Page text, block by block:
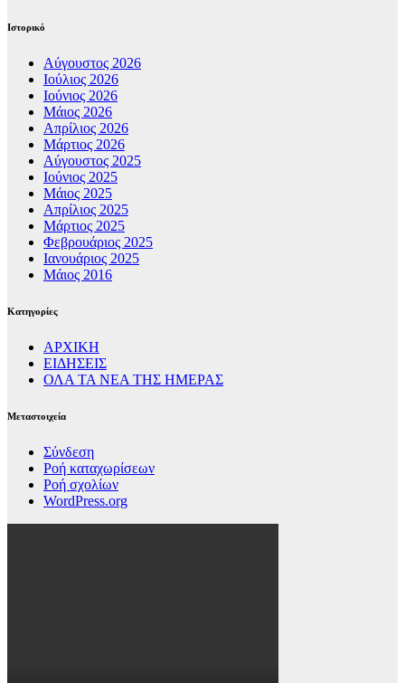
Ιστορικό
Αύγουστος 2026
Ιούλιος 2026
Ιούνιος 2026
Μάιος 2026
Απρίλιος 2026
Μάρτιος 2026
Αύγουστος 2025
Ιούνιος 2025
Μάιος 2025
Απρίλιος 2025
Μάρτιος 2025
Φεβρουάριος 2025
Ιανουάριος 2025
Μάιος 2016
Kατηγορίες
ΑΡΧΙΚΗ
ΕΙΔΗΣΕΙΣ
ΟΛΑ ΤΑ ΝΕΑ ΤΗΣ ΗΜΕΡΑΣ
Μεταστοιχεία
Σύνδεση
Ροή καταχωρίσεων
Ροή σχολίων
WordPress.org